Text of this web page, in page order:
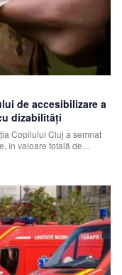
de accesibilizare a
dizabilități
Copilului Cluj a semnat
în valoare totală de